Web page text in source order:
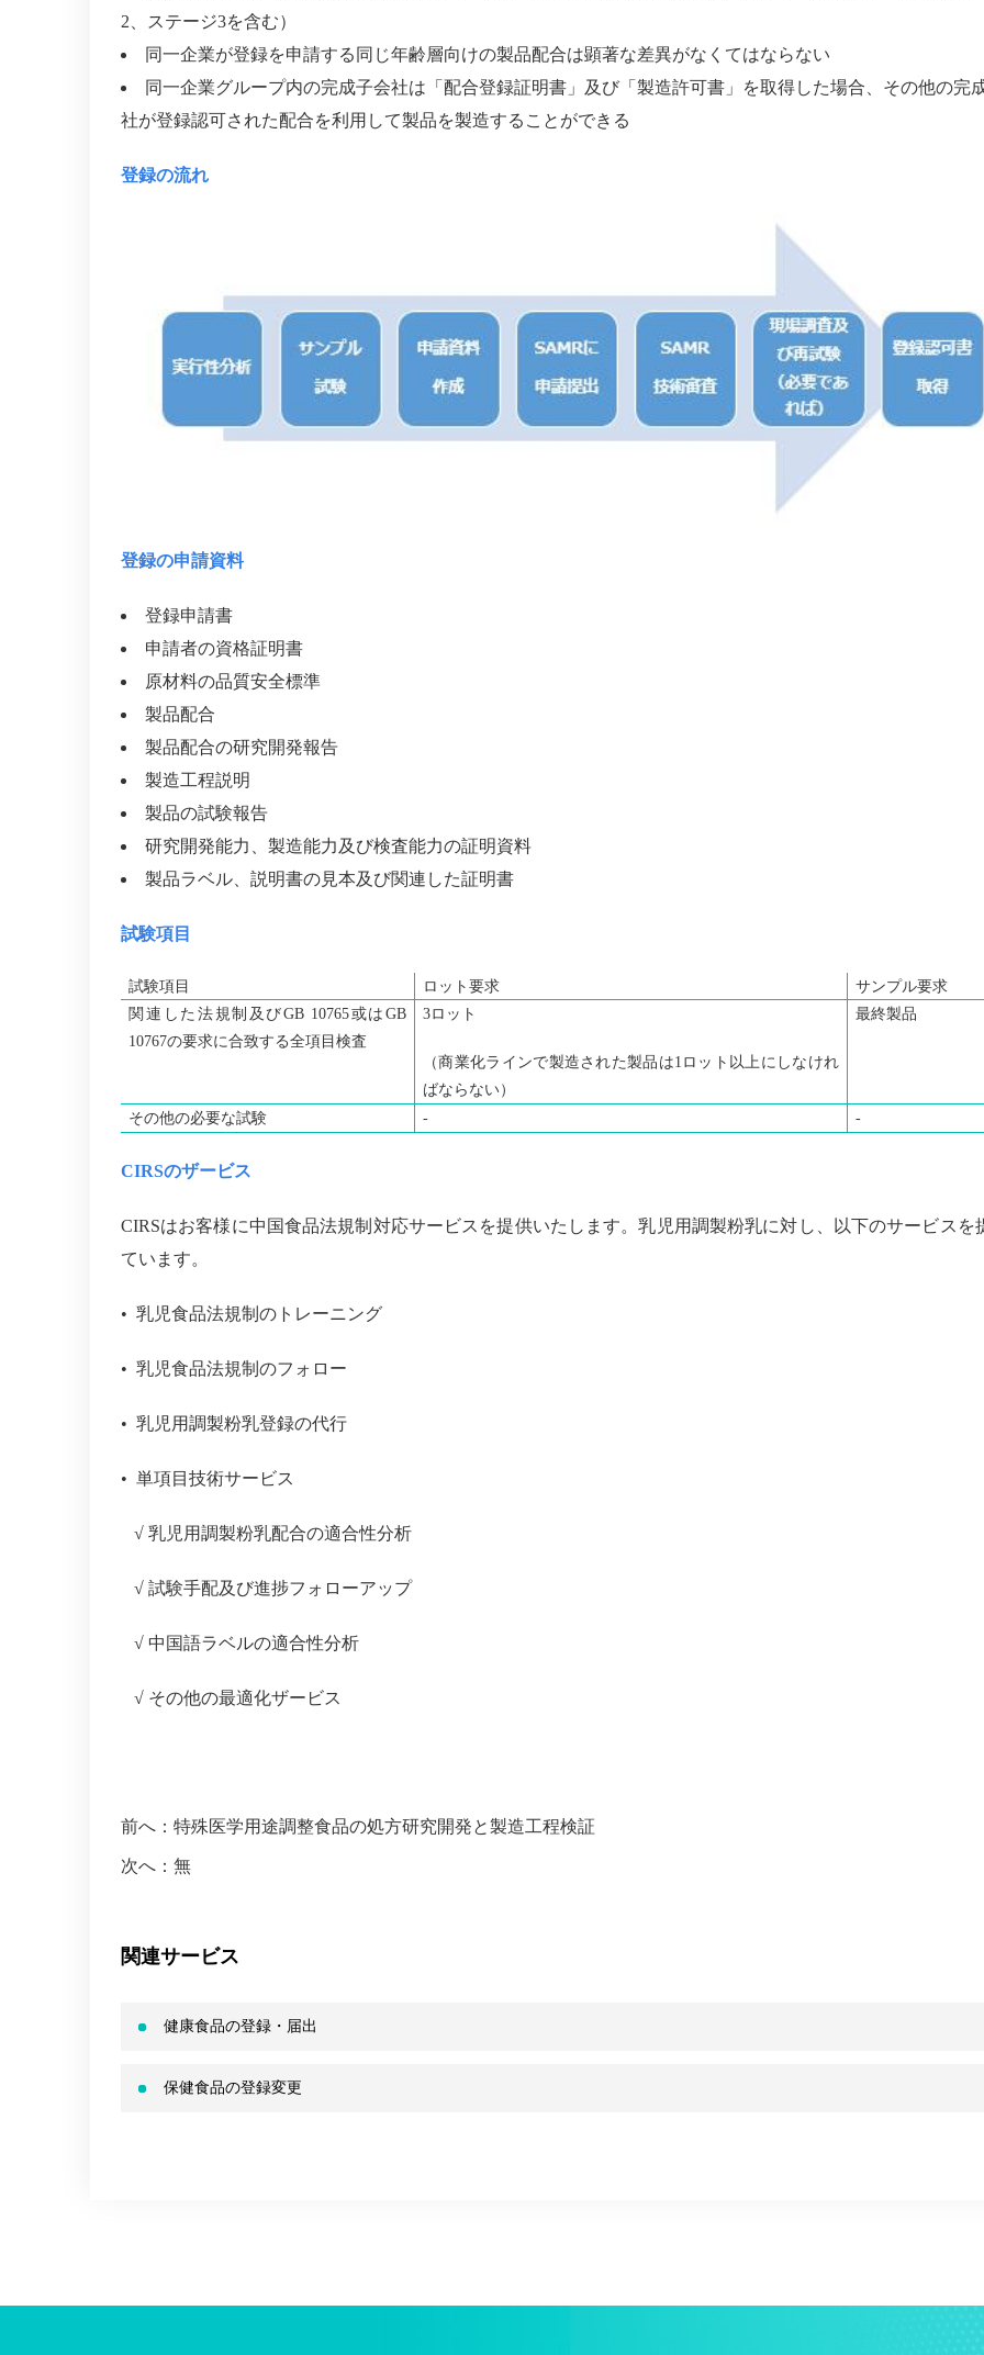
2、ステージ3を含む）
同一企業が登録を申請する同じ年齢層向けの製品配合は顕著な差異がなくてはならない
同一企業グループ内の完成子会社は「配合登録証明書」及び「製造許可書」を取得した場合、その他の完
社が登録認可された配合を利用して製品を製造することができる
登録の流れ
登録の申請資料
登録申請書
申請者の資格証明書
原材料の品質安全標準
製品配合
製品配合の研究開発報告
製造工程説明
製品の試験報告
研究開発能力、製造能力及び検査能力の証明資料
製品ラベル、説明書の見本及び関連した証明書
試験項目
試験項目 ロット要求
サンプル要求
関連した法規制及びGB 10765或は GB
10767の要求に合致する全項目検査
3ロット
（商業化ライ ンで製造された製品は1 ロット以上にしなけれ
ばならない）
最終製品
その他の必要な試験 - -
CIRSのザービス
CIRSはお客様に中国食品法規制対応サービスを提供いたします。乳児用調製粉乳に対し、以下のサービス を
ています。
• 乳児食品法規制のトレーニング
• 乳児食品法規制のフォロー
• 乳児用調製粉乳登録の代行
• 単項目技術サービス
√ 乳児用調製粉乳配合の適合性分析
√ 試験手配及び進捗フォローアップ
√ 中国語ラベルの適合性分析
√ その他の最適化ザービス
前へ： 特殊医学用途調整食品の処方研究開発と製造工程検証
次へ：無
関連サービス
健康食品の登録・届出
保健食品の登録変更